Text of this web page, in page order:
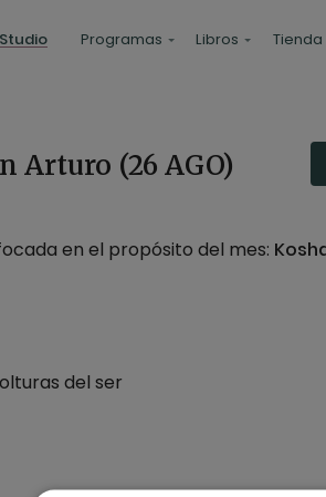
Programas Libros Tienda
Arturo (26 AGO)
en el propósito del mes:
del ser